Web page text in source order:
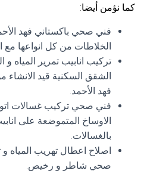
كما نؤمن أيضا:
فني صحي باكستاني فهد
الخلاطات من كل انواعها
تركيب انابيب تمرير المياه و
الشقق السكنية قيد
فهد الأحمد.
فني صحي تركيب غسالات
الاوساخ المتموضعة على
بالغسالات.
اصلاح اعطال تهريب المياه و
صحي شاطر و رخيص.